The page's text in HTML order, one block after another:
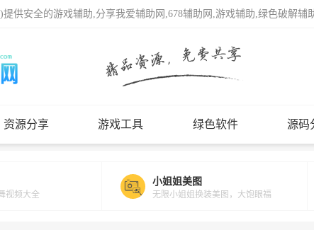
提供安全的游戏辅助,分享我爱辅助网,678辅助网,游戏辅助,绿色破解辅
资源分享 游戏工具 绿色软件 源码
视频大全
小姐姐美图
无限小姐姐换装美图，大饱眼福